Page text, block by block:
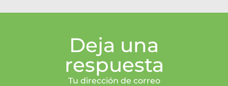
Deja una
respuesta
Tu dirección de correo